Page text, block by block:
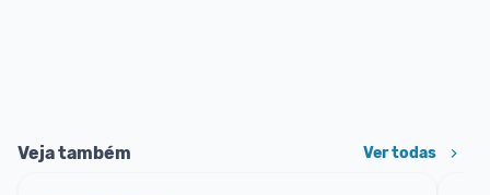
Veja também Ver todas